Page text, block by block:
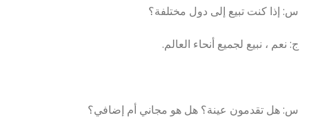
س: إذا كنت تبيع إلى دول مختلفة؟
ج: نعم ، نبيع لجميع أنحاء العالم.
س: هل تقدمون عينة؟ هل هو مجاني أم إضافي؟